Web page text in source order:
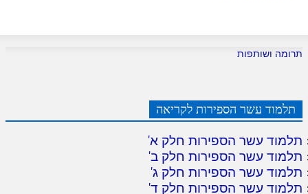
תרומה ושותפות
תלמוד עשר הספירות לקריאה
תלמוד עשר הספירות חלק א'
תלמוד עשר הספירות חלק ב'
תלמוד עשר הספירות חלק ג'
תלמוד עשר הספירות חלק ד'